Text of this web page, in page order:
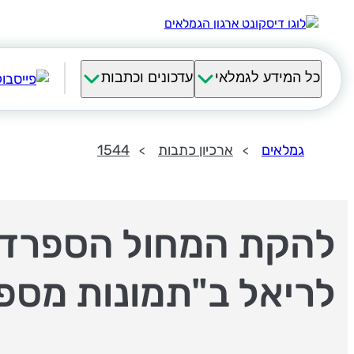
כל המידע לגמלאי עדכונים וכתבות
גמלאים ארכיון כתבות 1544
להקת המחול
לריאל ב"תמונות